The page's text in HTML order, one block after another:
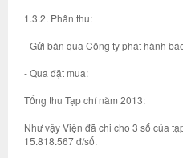
1.3.2. Phần thu:
- Gửi bán qua Công ty phát hành
- Qua đặt mua:
Tổng thu Tạp chí năm
Như vậy Viện đã chi cho 3 số của
15.818.567 đ/số.